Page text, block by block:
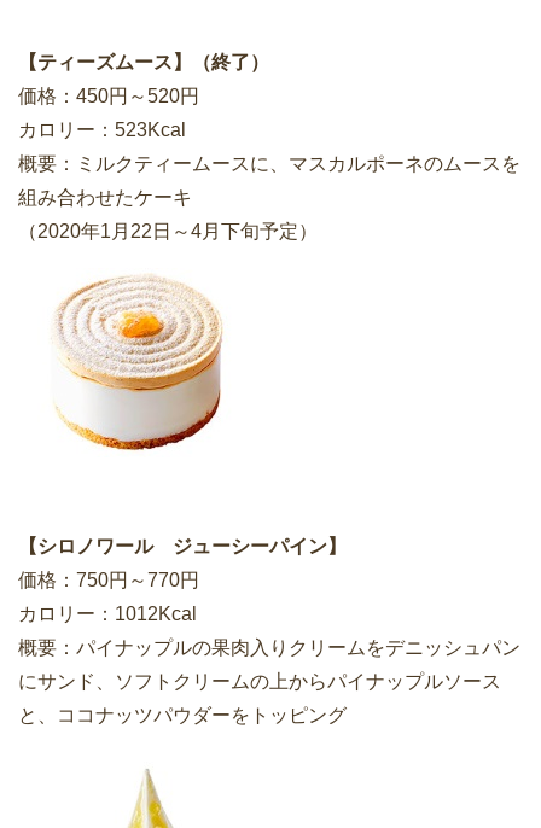
【ティーズムース】（終了）
価格：450円～520円
カロリー：523Kcal
概要：ミルクティームースに、マスカルポーネのムースを
組み合わせたケーキ
（2020年1月22日～4月下旬予定）
【シロノワール ジューシーパイン】
価格：750円～770円
カロリー：1012Kcal
概要：パイナップルの果肉入りクリームをデニッシュパン
にサンド、ソフトクリームの上からパイナップルソース
と、ココナッツパウダーをトッピング